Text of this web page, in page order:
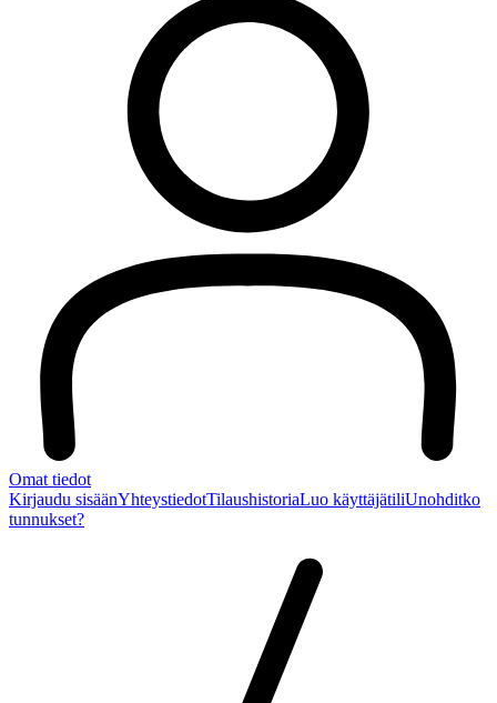
Omat tiedot
Kirjaudu sisäänYhteystiedotTilaushistoriaLuo käyttäjätiliUnohditko
tunnukset?